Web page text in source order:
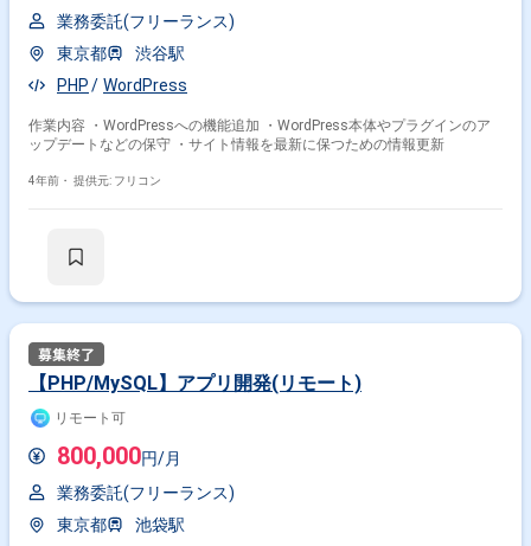
業務委託(フリーランス)
東京都
渋谷駅
PHP
WordPress
作業内容 ・WordPressへの機能追加 ・WordPress本体やプラグインのア
ップデートなどの保守 ・サイト情報を最新に保つための情報更新
4年前・ 提供元: フリコン
【PHP/MySQL】アプリ開発(リモート)
リモート可
800,000円/月
業務委託(フリーランス)
東京都
池袋駅